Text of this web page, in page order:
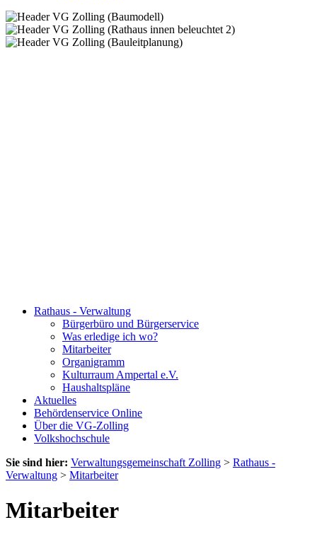
Rathaus - Verwaltung
Bürgerbüro und Bürgerservice
Was erledige ich wo?
Mitarbeiter
Organigramm
Kulturraum Ampertal e.V.
Haushaltspläne
Aktuelles
Behördenservice Online
Über die VG-Zolling
Volkshochschule
Sie sind hier: Verwaltungsgemeinschaft Zolling > Rathaus -
Verwaltung > Mitarbeiter
Mitarbeiter